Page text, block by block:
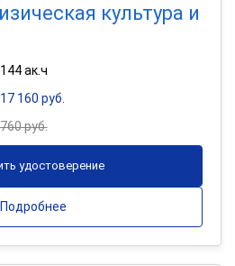
культура и
ак.ч
160 руб.
руб.
удостоверение
Подробнее